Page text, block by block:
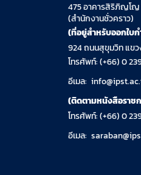
475 อาคารสิริภิญโญ
(สำนักงานชั่วคราว)
(ที่อยู่สำหรับออกใบ
924 ถนนสุขุมวิท แขว
โทรศัพท์: (+66) 0
อีเมล:
(ติดตามหนังสือราช
โทรศัพท์: (+66) 0
อีเมล: